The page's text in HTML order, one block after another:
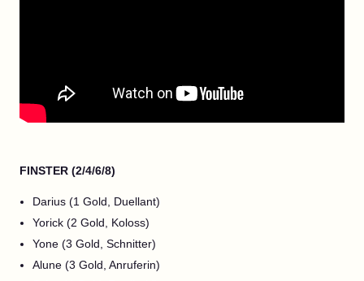
FINSTER (2/4/6/8)
Darius (1 Gold, Duellant)
Yorick (2 Gold, Koloss)
Yone (3 Gold, Schnitter)
Alune (3 Gold, Anruferin)